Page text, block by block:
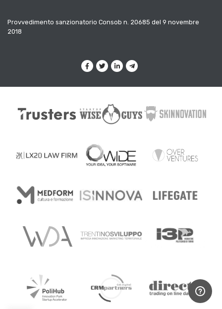
Provvedimento sanzionatorio Consob n. 20685 del 9 novembre
2018